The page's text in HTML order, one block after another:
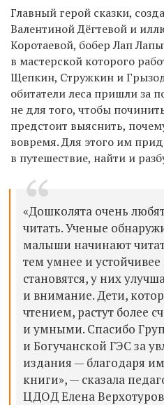
Главный герой сказки,
Валентиной Дёгтевой и
Коротаевой, бобер Лап
в мастерской которого
Щепкин, Стружкин и
обитатели леса пришли за
не для того, чтобы
предстоит выяснить,
вовремя. Для этого им
в путешествие, найти и
«Дошколята очень
читать. Ученые
малыши начинают
тем умнее и устойчивее
становятся, у них
и внимание. Дети,
чтением, растут более
и умными. Спасибо
и Богучанской ГЭС за
издания — благодаря
книги», — сказала
ЦДОД Елена